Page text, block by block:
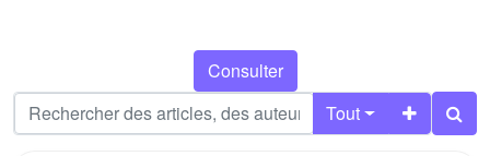
Consulter
Tout